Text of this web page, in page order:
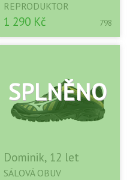
REPRODUKTOR
1 290 Kč 798
Dominik, 12 let
SÁLOVÁ OBUV